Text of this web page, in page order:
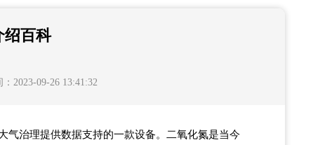
绍百科
2023-09-26 13:41:32
气治理提供数据支持的一款设备。二氧化氮是当今